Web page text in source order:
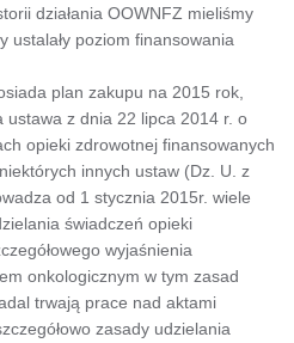
działania OOWNFZ mieliśmy
ustalały poziom finansowania
plan zakupu na 2015 rok,
ustawa z dnia 22 lipca 2014 r. o
opieki zdrowotnej finansowanych
innych ustaw (Dz. U. z
od 1 stycznia 2015r. wiele
świadczeń opieki
wyjaśnienia
onkologicznym w tym zasad
trwają prace nad aktami
zasady udzielania